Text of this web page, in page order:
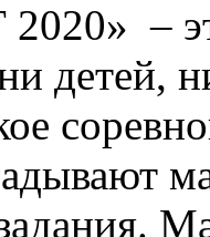
–
детей,